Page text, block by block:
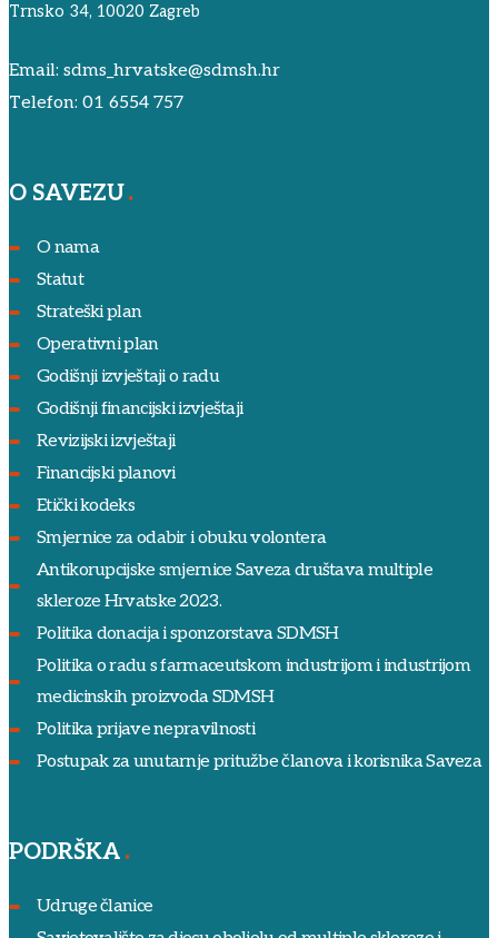
Trnsko 34, 10020 Zagreb
Email: sdms_hrvatske@sdmsh.hr
Telefon: 01 6554 757
O SAVEZU
O nama
Statut
Strateški plan
Operativni plan
Godišnji izvještaji o radu
Godišnji financijski izvještaji
Revizijski izvještaji
Financijski planovi
Etički kodeks
Smjernice za odabir i obuku volontera
Antikorupcijske smjernice Saveza društava multiple
skleroze Hrvatske 2023.
Politika donacija i sponzorstava SDMSH
Politika o radu s farmaceutskom industrijom i industrijom
medicinskih proizvoda SDMSH
Politika prijave nepravilnosti
Postupak za unutarnje pritužbe članova i korisnika Saveza
PODRŠKA
Udruge članice